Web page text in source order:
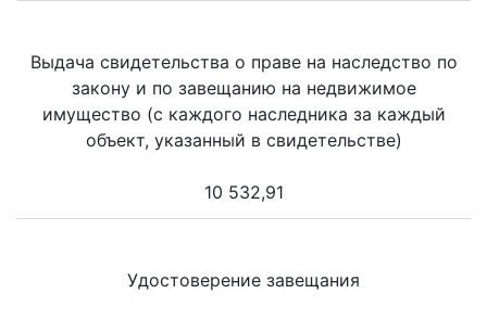
Выдача свидетельства о праве на наследство по
закону и по завещанию на недвижимое
имущество (с каждого наследника за каждый
объект, указанный в свидетельстве)
10 532,91
Удостоверение завещания